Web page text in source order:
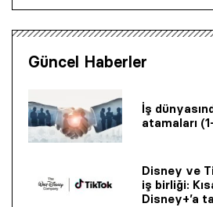
Güncel Haberler
İş
atamaları
Disney ve
iş birliği:
Disney+’a